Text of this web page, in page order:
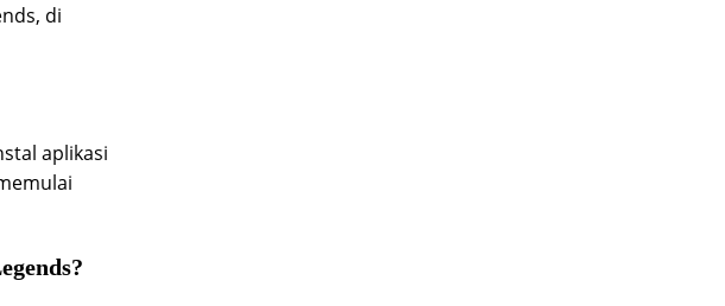
di
aplikasi